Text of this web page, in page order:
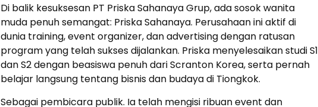
Di balik kesuksesan PT Priska Sahanaya Grup, ada sosok wanita
muda penuh semangat: Priska Sahanaya. Perusahaan ini aktif di
dunia training, event organizer, dan advertising dengan ratusan
program yang telah sukses dijalankan. Priska menyelesaikan studi S1
dan S2 dengan beasiswa penuh dari Scranton Korea, serta pernah
belajar langsung tentang bisnis dan budaya di Tiongkok.
Sebagai pembicara publik. Ia telah mengisi ribuan event dan